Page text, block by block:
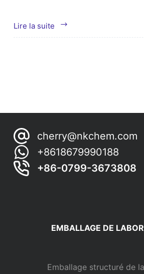
Lire la suite
Bague
Raschig
cherry@nkchem.com
+8618679990188
+86-0799-3673808
EMBALLAGE DE
Emballage structuré de